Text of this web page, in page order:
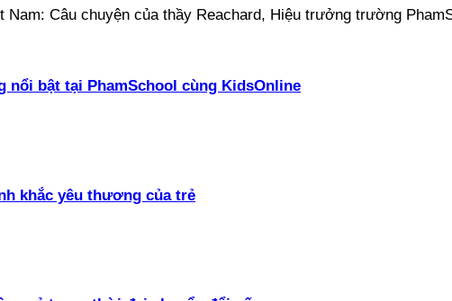
nổi bật tại PhamSchool cùng KidsOnline
khắc yêu thương của trẻ